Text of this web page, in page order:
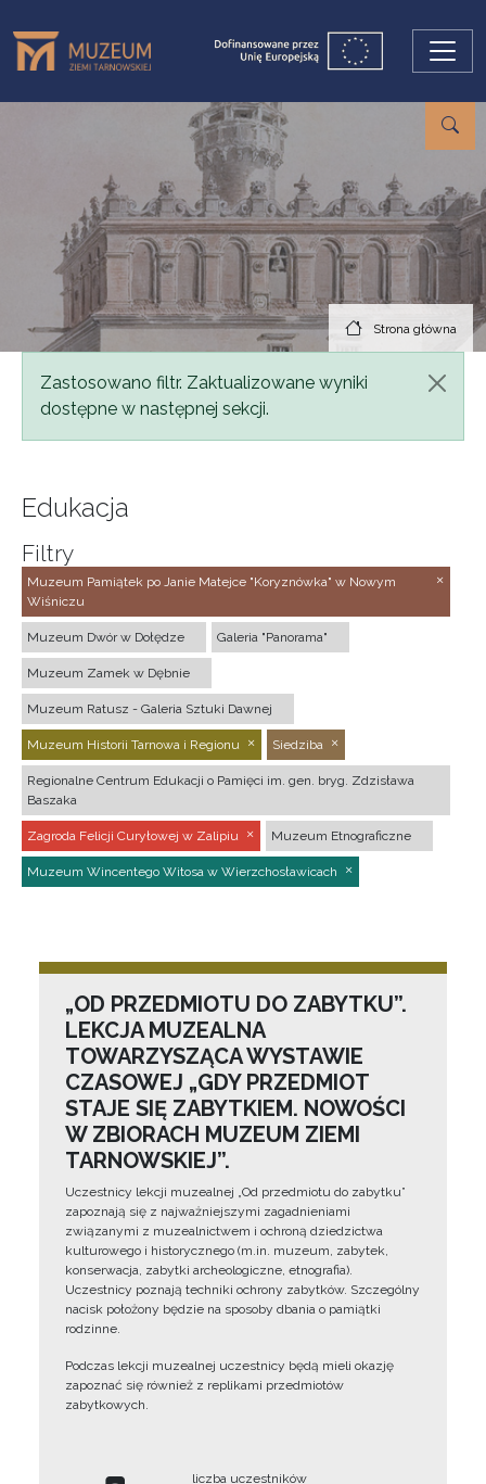
Strona główna
Komunikat
Zastosowano filtr. Zaktualizowane wyniki
dostępne w następnej sekcji.
Edukacja
Filtry
Muzeum Pamiątek po Janie Matejce "Koryznówka" w Nowym
Wiśniczu
Muzeum Dwór w Dołędze Galeria "Panorama"
Muzeum Zamek w Dębnie
Muzeum Ratusz - Galeria Sztuki Dawnej
Muzeum Historii Tarnowa i Regionu Siedziba
Regionalne Centrum Edukacji o Pamięci im. gen. bryg. Zdzisława
Baszaka
Zagroda Felicji Curyłowej w Zalipiu Muzeum Etnograficzne
Muzeum Wincentego Witosa w Wierzchosławicach
„OD PRZEDMIOTU DO ZABYTKU”.
LEKCJA MUZEALNA
TOWARZYSZĄCA WYSTAWIE
CZASOWEJ „GDY PRZEDMIOT
STAJE SIĘ ZABYTKIEM. NOWOŚCI
W ZBIORACH MUZEUM ZIEMI
TARNOWSKIEJ”.
Uczestnicy lekcji muzealnej „Od przedmiotu do zabytku”
zapoznają się z najważniejszymi zagadnieniami
związanymi z muzealnictwem i ochroną dziedzictwa
kulturowego i historycznego (m.in. muzeum, zabytek,
konserwacja, zabytki archeologiczne, etnografia).
Uczestnicy poznają techniki ochrony zabytków. Szczególny
nacisk położony będzie na sposoby dbania o pamiątki
rodzinne.
Podczas lekcji muzealnej uczestnicy będą mieli okazję
zapoznać się również z replikami przedmiotów
zabytkowych.
liczba uczestników